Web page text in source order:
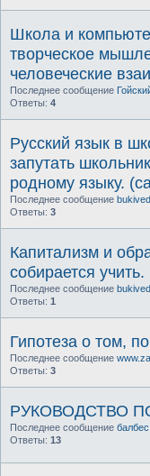
Школа и
творческое
человеческие
Последнее сообщение
Ответы: 4
Русский язык в
запутать
родному языку.
Последнее сообщение bukived
Ответы: 3
Капитализм и
собирается учить.
Последнее сообщение bukived
Ответы: 1
Гипотеза о том,
Последнее сообщение
Ответы: 3
РУКОВОДСТВО
Последнее сообщение балбес
Ответы: 13